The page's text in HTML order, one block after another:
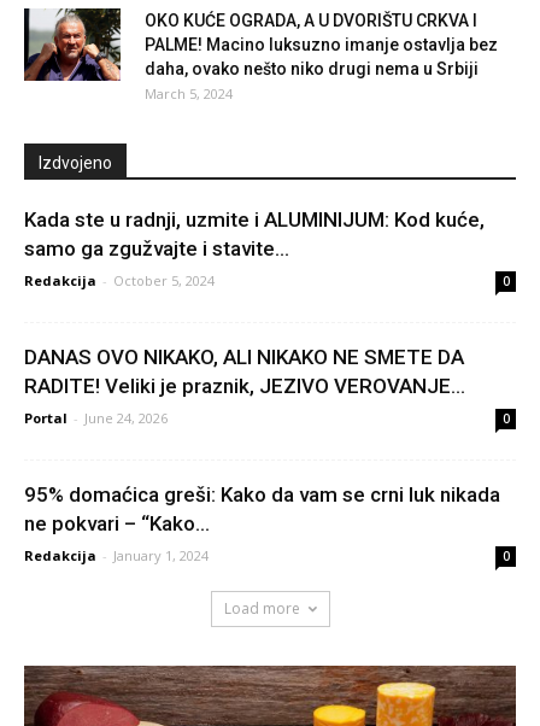
OKO KUĆE OGRADA, A U DVORIŠTU CRKVA I
PALME! Macino luksuzno imanje ostavlja bez
daha, ovako nešto niko drugi nema u Srbiji
March 5, 2024
Izdvojeno
Kada ste u radnji, uzmite i ALUMINIJUM: Kod kuće,
samo ga zgužvajte i stavite...
Redakcija - October 5, 2024 0
DANAS OVO NIKAKO, ALI NIKAKO NE SMETE DA
RADITE! Veliki je praznik, JEZIVO VEROVANJE...
Portal - June 24, 2026 0
95% domaćica greši: Kako da vam se crni luk nikada
ne pokvari – “Kako...
Redakcija - January 1, 2024 0
Load more